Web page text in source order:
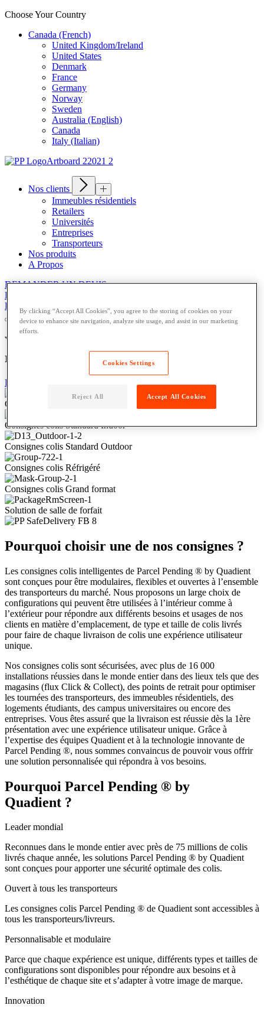
Choose Your Country
Canada (French)
United Kingdom/Ireland
United States
Denmark
France
Germany
Norway
Sweden
Australia (English)
Canada
Italy (Italian)
Nos clients
Immeubles résidentiels
Retailers
Universités
Entreprises
Transporteurs
Nos produits
A Propos
DEMANDER UN DEVIS
DEMANDER UN DEVIS
DEMANDER UN DEVIS
Vous simplifier la gestion des livraisons et
retours colis
EN SAVOIR PLUS PARLER À UN EXPERT
Consigne Drop Box
Consignes colis Standard Indoor
Consignes colis Standard Outdoor
Consignes colis Réfrigéré
Consignes colis Grand format
Solution de salle de forfait
Pourquoi choisir une de nos consignes ?
Les consignes colis intelligentes de Parcel Pending ® by Quadient
sont conçues pour être modulaires, flexibles et ouvertes à l’ensemble
des transporteurs du marché. Nous proposons un large choix de
configurations qui peuvent être utilisées à l’intérieur comme à
l’extérieur pour répondre aux différents besoins et usages de nos
clients en matière d’emplacement, de type et taille de colis livrés
pour faire de chaque livraison de colis une expérience utilisateur
unique.
Nos consignes colis sont sécurisées, avec plus de 16 000
installations réussies dans le monde entier dans des lieux tels que des
magasins (flux Click & Collect), des points de retrait pour optimiser
les tournées des transporteurs, des immeubles résidentiels, des
logements étudiants, des campus universitaires ou encore des
entreprises. Vous êtes assuré que la livraison est réussie dès la 1ère
présentation avec une expérience utilisateur unique. Grâce à
l’expertise des équipes Quadient et à la technologie innovante de
Parcel Pending ®, nous sommes convaincus de pouvoir vous offrir
une solution personnalisée qui répondra à vos besoins.
Pourquoi Parcel Pending ® by
Quadient ?
Leader mondial
Reconnues dans le monde entier avec près de 75 millions de colis
livrés chaque année, les solutions Parcel Pending ® by Quadient
sont conçues pour apporter une sécurité optimale des colis.
Ouvert à tous les transporteurs
Les consignes colis Parcel Pending ® de Quadient sont accessibles à
tous les transporteurs/livreurs.
Personnalisable et modulaire
Parce que chaque expérience est unique, différents types et tailles de
configurations sont disponibles pour répondre aux besoins et à
l’esthétique de chaque site et s’adapter à votre image de marque.
Innovation
By clicking “Accept All Cookies”, you agree to the storing of cookies on your
device to enhance site navigation, analyze site usage, and assist in our marketing
efforts.
Cookies Settings
Reject All Accept All Cookies